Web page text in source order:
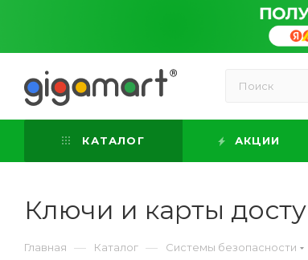
КАТАЛОГ АКЦИИ
Ключи и карты
Главная — Каталог — Системы безопасности